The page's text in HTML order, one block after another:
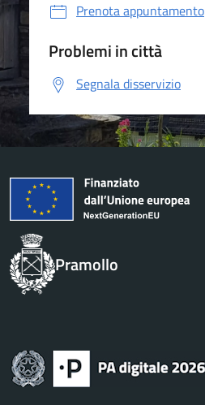
Prenota appuntamento
Problemi in città
Segnala disservizio
Pramollo